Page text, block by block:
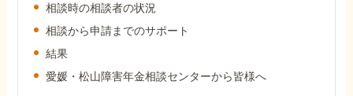
ホーム
相談時の相談者の状況
相談から申請までのサポート
結果
愛媛・松山障害年金相談センターから皆様へ